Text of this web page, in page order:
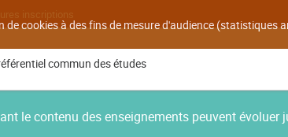
cookies à des fins de mesure d'audience (statistiques
inscriptions
commun des études
le contenu des enseignements peuvent évoluer